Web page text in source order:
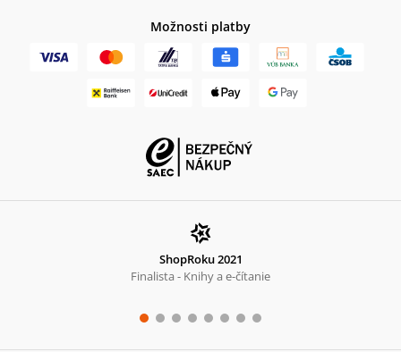
Možnosti platby
ShopRoku 2021
Finalista - Knihy a e-čítanie